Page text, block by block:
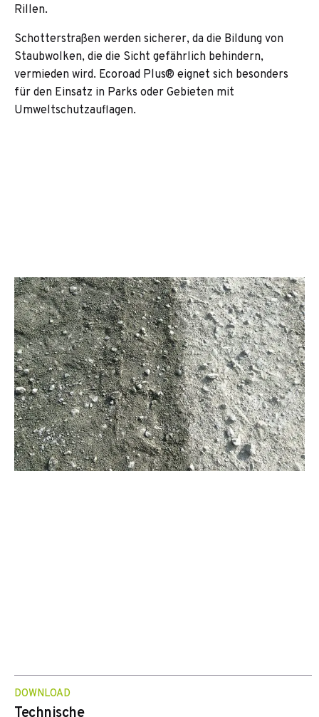
Rillen.
Schotterstraßen werden sicherer, da die Bildung von
Staubwolken, die die Sicht gefährlich behindern,
vermieden wird. Ecoroad Plus® eignet sich besonders
für den Einsatz in Parks oder Gebieten mit
Umweltschutzauflagen.
DOWNLOAD